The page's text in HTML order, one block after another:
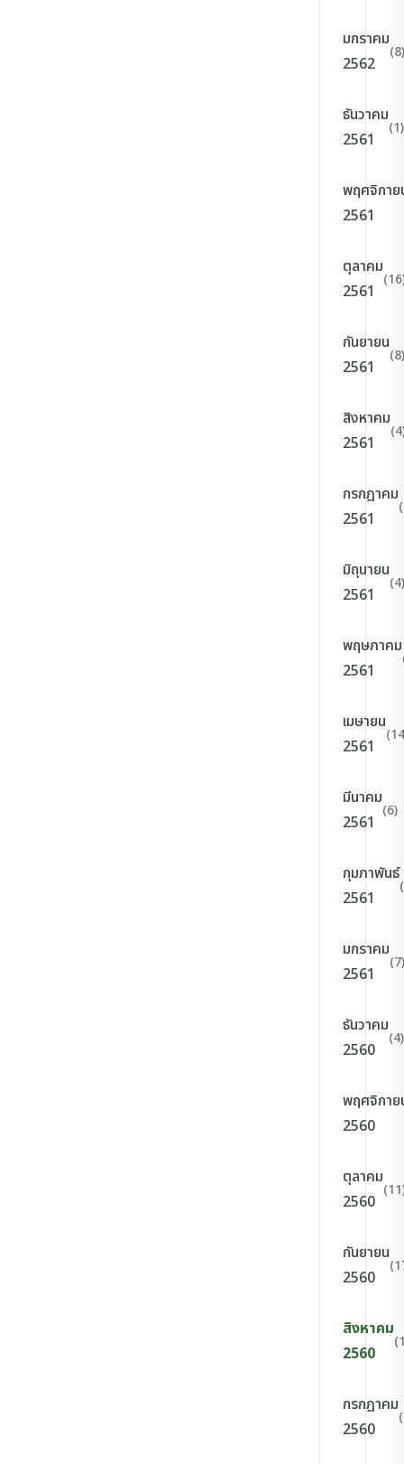
มกราคม
2562
(8)
ธันวาคม
2561
(1)
พฤศจิกาย
2561
ตุลาคม
2561
กันยายน
2561
(8)
สิงหาคม
2561
กรกฎาคม
2561
มิถุนายน
2561
(4)
พฤษภาคม
2561
เมษายน
2561
มีนาคม
2561
(6)
กุมภาพันธ์
2561
มกราคม
2561
(7)
ธันวาคม
2560
(4)
พฤศจิกาย
2560
ตุลาคม
2560
กันยายน
2560
สิงหาคม
2560
กรกฎาคม
2560